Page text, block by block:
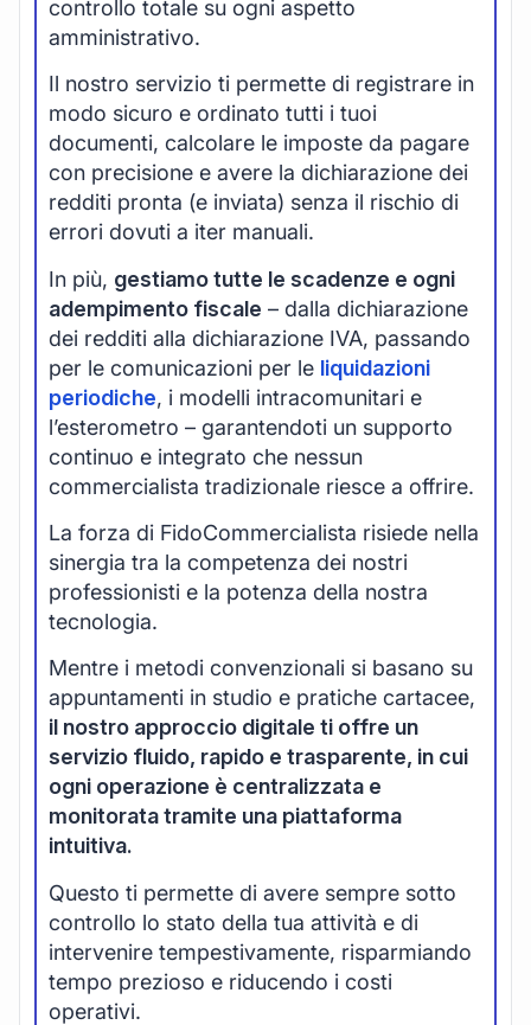
controllo totale su ogni aspetto
amministrativo.
Il nostro servizio ti permette di registrare in
modo sicuro e ordinato tutti i tuoi
documenti, calcolare le imposte da pagare
con precisione e avere la dichiarazione dei
redditi pronta (e inviata) senza il rischio di
errori dovuti a iter manuali.
In più, gestiamo tutte le scadenze e ogni
adempimento fiscale – dalla dichiarazione
dei redditi alla dichiarazione IVA, passando
per le comunicazioni per le liquidazioni
periodiche, i modelli intracomunitari e
l’esterometro – garantendoti un supporto
continuo e integrato che nessun
commercialista tradizionale riesce a offrire.
La forza di FidoCommercialista risiede nella
sinergia tra la competenza dei nostri
professionisti e la potenza della nostra
tecnologia.
Mentre i metodi convenzionali si basano su
appuntamenti in studio e pratiche cartacee,
il nostro approccio digitale ti offre un
servizio fluido, rapido e trasparente, in cui
ogni operazione è centralizzata e
monitorata tramite una piattaforma
intuitiva.
Questo ti permette di avere sempre sotto
controllo lo stato della tua attività e di
intervenire tempestivamente, risparmiando
tempo prezioso e riducendo i costi
operativi.